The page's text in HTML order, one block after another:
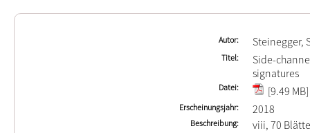
Autor Steinegger,
Titel
Side-
signatures
Datei [9.49 MB]
Erscheinungsjahr 2018
Beschreibung viii, 70